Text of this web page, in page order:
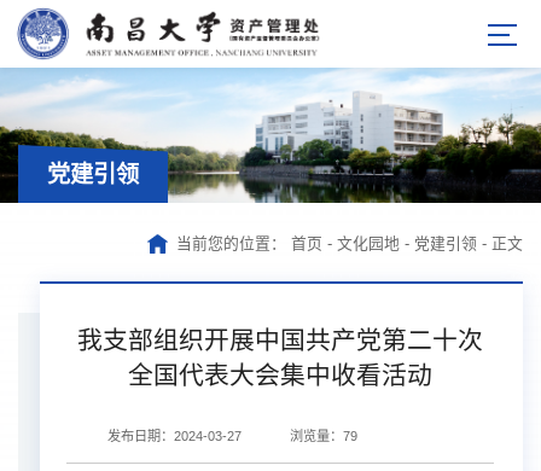
党建引领
当前您的位置： 首页 - 文化园地 - 党建引领 - 正文
我支部组织开展中国共产党第二十次
全国代表大会集中收看活动
发布日期：2024-03-27 浏览量： 79